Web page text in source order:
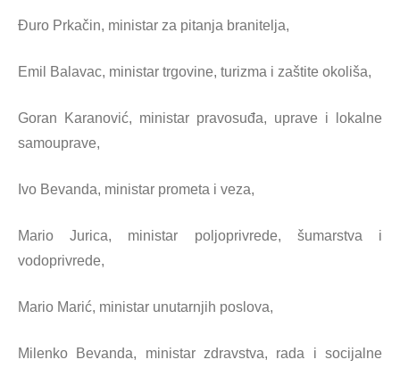
Đuro Prkačin, ministar za pitanja branitelja,
Emil Balavac, ministar trgovine, turizma i zaštite okoliša,
Goran Karanović, ministar pravosuđa, uprave i lokalne
samouprave,
Ivo Bevanda, ministar prometa i veza,
Mario Jurica, ministar poljoprivrede, šumarstva i
vodoprivrede,
Mario Marić, ministar unutarnjih poslova,
Milenko Bevanda, ministar zdravstva, rada i socijalne